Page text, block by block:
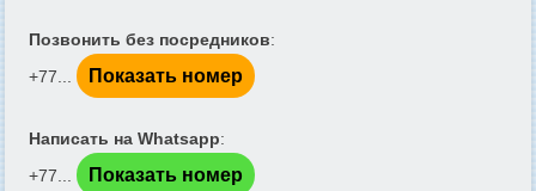
Позвонить без посредников:
+77...
Показать номер
Написать на Whatsapp:
+77...
Показать номер